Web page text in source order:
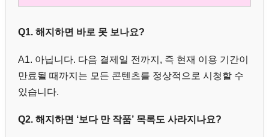
Q1. 해지하면 바로 못 보나요?
A1. 아닙니다. 다음 결제일 전까지, 즉 현재 이용 기간이
만료될 때까지는 모든 콘텐츠를 정상적으로 시청할 수
있습니다.
Q2. 해지하면 ‘보다 만 작품’ 목록도 사라지나요?